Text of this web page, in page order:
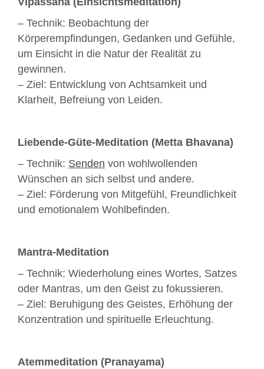
– Technik: Beobachtung der
Körperempfindungen, Gedanken und Gefühle,
um Einsicht in die Natur der Realität zu
gewinnen.
– Ziel: Entwicklung von Achtsamkeit und
Klarheit, Befreiung von Leiden.
Liebende-Güte-Meditation (Metta Bhavana)
– Technik: Senden von wohlwollenden
Wünschen an sich selbst und andere.
– Ziel: Förderung von Mitgefühl, Freundlichkeit
und emotionalem Wohlbefinden.
Mantra-Meditation
– Technik: Wiederholung eines Wortes, Satzes
oder Mantras, um den Geist zu fokussieren.
– Ziel: Beruhigung des Geistes, Erhöhung der
Konzentration und spirituelle Erleuchtung.
Atemmeditation (Pranayama)